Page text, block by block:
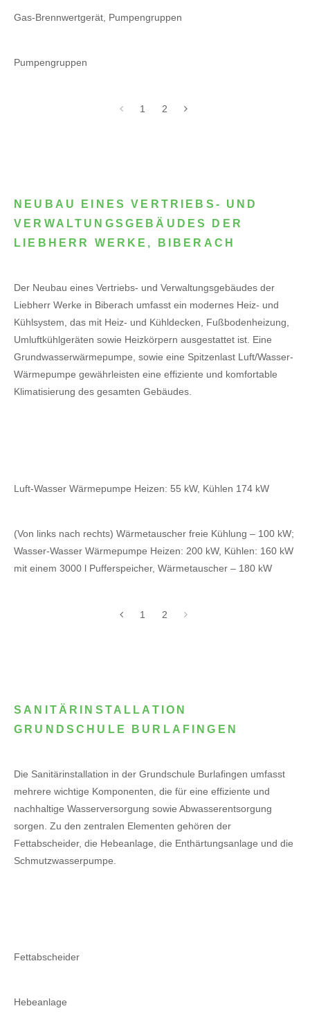
Gas-Brennwertgerät, Pumpengruppen
Pumpengruppen
1 2
NEUBAU EINES VERTRIEBS- UND
VERWALTUNGSGEBÄUDES DER
LIEBHERR WERKE, BIBERACH
Der Neubau eines Vertriebs- und Verwaltungsgebäudes der
Liebherr Werke in Biberach umfasst ein modernes Heiz- und
Kühlsystem, das mit Heiz- und Kühldecken, Fußbodenheizung,
Umluftkühlgeräten sowie Heizkörpern ausgestattet ist. Eine
Grundwasserwärmepumpe, sowie eine Spitzenlast Luft/Wasser-
Wärmepumpe gewährleisten eine effiziente und komfortable
Klimatisierung des gesamten Gebäudes.
Luft-Wasser Wärmepumpe Heizen: 55 kW, Kühlen 174 kW
(Von links nach rechts) Wärmetauscher freie Kühlung – 100 kW;
Wasser-Wasser Wärmepumpe Heizen: 200 kW, Kühlen: 160 kW
mit einem 3000 l Pufferspeicher, Wärmetauscher – 180 kW
1 2
SANITÄRINSTALLATION
GRUNDSCHULE BURLAFINGEN
Die Sanitärinstallation in der Grundschule Burlafingen umfasst
mehrere wichtige Komponenten, die für eine effiziente und
nachhaltige Wasserversorgung sowie Abwasserentsorgung
sorgen. Zu den zentralen Elementen gehören der
Fettabscheider, die Hebeanlage, die Enthärtungsanlage und die
Schmutzwasserpumpe.
Fettabscheider
Hebeanlage